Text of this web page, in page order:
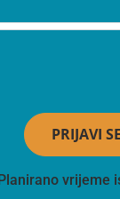
PRIJAVI
Planirano vrijeme